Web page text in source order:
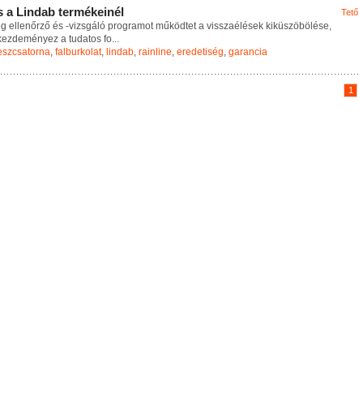
Tető
a Lindab termékeinél
g e enőrző és -vizsgá ó programot mű ködtet a visszaé ése k ki küszöbö ése,
ezdeményez a tudatos fo...
, falburkolat, lindab, rainline, eredetiség, garancia
1